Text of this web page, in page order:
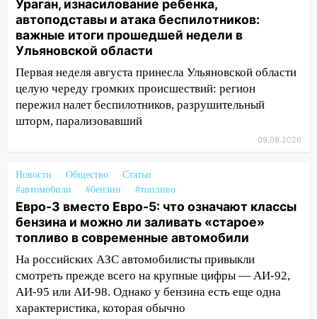
08:20 В Ульяновске восстановили
трамвайную и троллейбусную
инфраструктуру после шторма.
08:19 Внимание! В Цильнинском районе
пропал 67-летний мужчина
08:11 На Ульяновск снова надвигается
означают классы бензина и можно ли
заливать «старое» топливо в
современные автомобили
06:30 Какая погода будет в Ульяновской
области днем 9 августа
05:05 День, когда всё может
измениться: гороскоп на 9 августа —
три знака получат шанс, который нельзя
Ураган, изнасилование ребенка,
автоподставы и атака беспилотников:
важные итоги прошедшей недели в
Ульяновской области
Первая неделя августа принесла Ульяновской области
целую череду громких происшествий: регион
пережил налет беспилотников, разрушительный
шторм, парализовавший
09.08.2026
Новости Общество
Статьи
#автомобили
#бензин #топливо
Евро-3 вместо Евро-5: что означают классы
бензина и можно ли заливать «старое»
топливо в современные автомобили
На российских АЗС автомобилисты привыкли
смотреть прежде всего на крупные цифры — АИ-92,
АИ-95 или АИ-98. Однако у бензина есть еще одна
характеристика, которая обычно